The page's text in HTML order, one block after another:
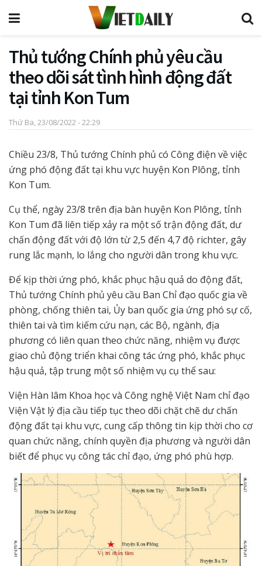
Thủ tướng Chính phủ yêu cầu
theo dõi sát tình hình động đất
tại tỉnh Kon Tum
Thứ Ba, 23/08/2022 - 22:29
Chiều 23/8, Thủ tướng Chính phủ có Công điện về việc
ứng phó động đất tại khu vực huyện Kon Plông, tỉnh
Kon Tum.
Cụ thể, ngày 23/8 trên địa bàn huyện Kon Plông, tỉnh
Kon Tum đã liên tiếp xảy ra một số trận động đất, dư
chấn động đất với độ lớn từ 2,5 đến 4,7 độ richter, gây
rung lắc mạnh, lo lắng cho người dân trong khu vực.
Để kịp thời ứng phó, khắc phục hậu quả do động đất,
Thủ tướng Chính phủ yêu cầu Ban Chỉ đạo quốc gia về
phòng, chống thiên tai, Ủy ban quốc gia ứng phó sự cố,
thiên tai và tìm kiếm cứu nạn, các Bộ, ngành, địa
phương có liên quan theo chức năng, nhiệm vụ được
giao chủ động triển khai công tác ứng phó, khắc phục
hậu quả, tập trung một số nhiệm vụ cụ thể sau:
Viện Hàn lâm Khoa học và Công nghệ Việt Nam chỉ đạo
Viện Vật lý địa cầu tiếp tục theo dõi chặt chẽ dư chấn
động đất tại khu vực, cung cấp thông tin kịp thời cho cơ
quan chức năng, chính quyền địa phương và người dân
biết để phục vụ công tác chỉ đạo, ứng phó phù hợp.